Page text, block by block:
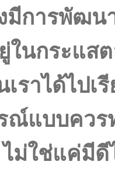
มีการพัฒน
นกระแส
ราได้ไปเ
ณ์แบบควร
ม่ใช่แค่มี